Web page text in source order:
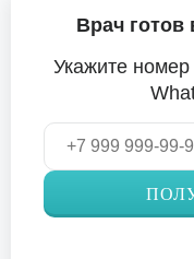
Врач готов
Укажите